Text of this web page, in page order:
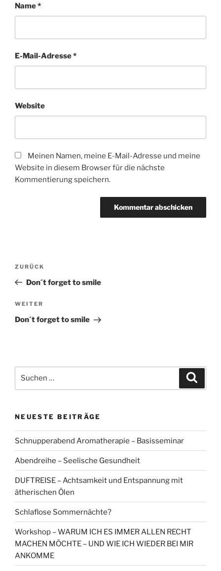
Name*
E-Mail-Adresse*
Website
Meinen Namen, meine E-Mail-Adresse und meine
Website in diesem Browser für die nächste
Kommentierung speichern.
Beitragsnavigation
Vorheriger
Beitrag
ZURÜCK
Don´t forget to smile
Nächster
Beitrag
WEITER
Don´t forget to smile
nach:
NEUESTE BEITRÄGE
Schnupperabend Aromatherapie – Basisseminar
Abendreihe – Seelische Gesundheit
DUFTREISE – Achtsamkeit und Entspannung mit
ätherischen Ölen
Schlaflose Sommernächte?
Workshop – WARUM ICH ES IMMER ALLEN RECHT
MACHEN MÖCHTE – UND WIE ICH WIEDER BEI MIR
ANKOMME